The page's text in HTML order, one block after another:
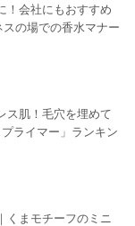
！会社にもおすすめ
の場での香水マナー
ス肌！毛穴を埋めて
ライマー」ランキン
くまモチーフのミニ